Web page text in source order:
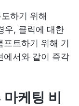
하기 위해
우, 클릭에 대한
트하기 위해 기
에서와 같이 즉각
케팅 비